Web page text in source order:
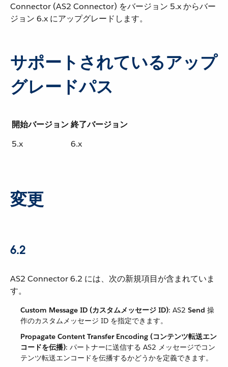
Connector (AS2 Connector) をバージョン 5.x からバー
ジョン 6.x にアップグレードします。
サポートされているアップ
グレードパス
開始バージョン終了バージョン
5.x
6.x
変更
6.2
AS2 Connector 6.2 には、次の新規項目が含まれていま
す。
Custom Message ID (カスタムメッセージ ID)​: AS2 ​ Send ​ 操
作のカスタムメッセージ ID を指定できます。
Propagate Content Transfer Encoding (コンテンツ転送エン
コードを伝播)​: パートナーに送信する AS2 メッセージでコン
テンツ転送エンコードを伝播するかどうかを定義できます。